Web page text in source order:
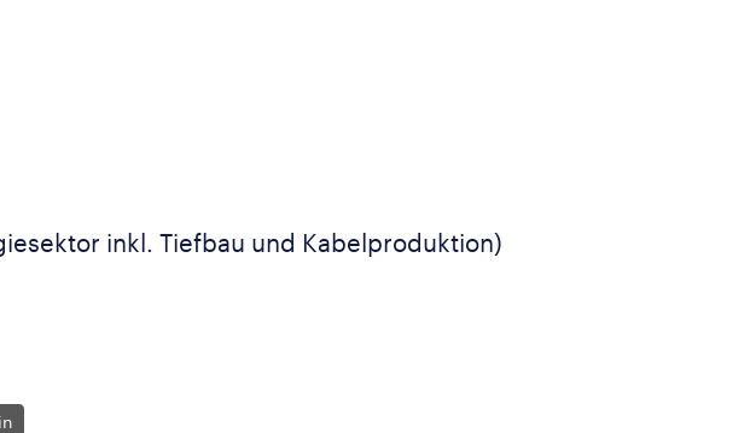
inkl. Tiefbau und Kabelproduktion)